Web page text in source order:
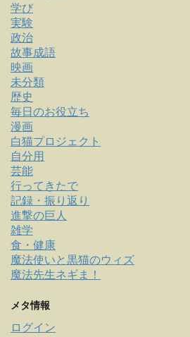
学び
実験
政治
故事成語
映画
未分類
歴史
毎日のお役立ち
漫画
白猫プロジェクト
自分用
芸能
行ってきたで
記録・振り返り
進撃の巨人
雑学
食・健康
魔法使いと黒猫のウィズ
魔法先生ネギま！
メタ情報
ログイン